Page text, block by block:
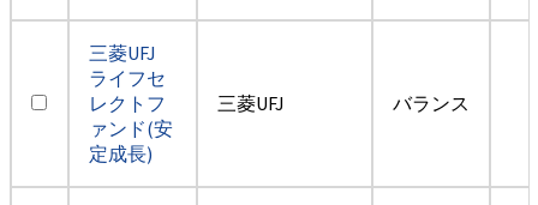
三菱UFJ
ライフセ
レクトフ
ァンド(安
定成長)
三菱UFJ バランス